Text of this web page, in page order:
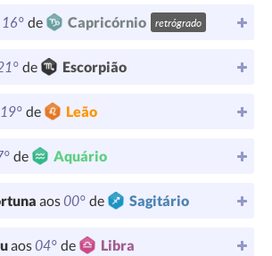
16° de Capricórnio retrógrado
de Escorpião
19° de Leão
de Aquário
aos00° de Sagitário
aos04° de Libra